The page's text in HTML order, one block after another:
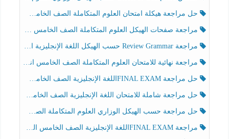
حل مراجعة هيكلة امتحان العلوم المتكاملة الصف الخامس عام الفصل الثالث
مراجعة صفحات الهيكل العلوم المتكاملة الصف الخامس انسبير الفصل الثالث
مراجعة Review Grammar حسب الهيكل اللغة الإنجليزية الصف الخامس الفصل الثالث
مراجعة نهائية للامتحان العلوم المتكاملة الصف الخامس انسبير الفصل الثالث
حل مراجعة FINAL EXAMاللغة الإنجليزية الصف الخامس الفصل الثالث
حل مراجعة شاملة للامتحان اللغة الإنجليزية الصف الخامس الفصل الثالث
حل مراجعة حسب الهيكل الوزاري العلوم المتكاملة الصف الخامس عام الفصل الثالث
مراجعة FINAL EXAMاللغة الإنجليزية الصف الخامس الفصل الثالث